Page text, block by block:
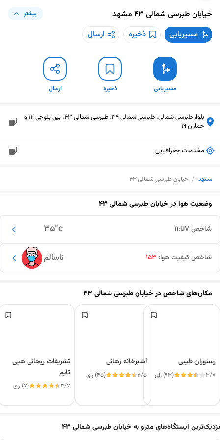
خیابان طبرسی شمالی 43 مشهد بیشتر
مسیریابی ذخیره ارسال
مسیریابی ذخیره ارسال
بلوار طبرسی شمالی، طبرسی شمالی 39، طبرسی شمالی 43، بین بلوچی 12 و
جماران 19
مختصات جغرافیایی
مشهد / خیابان طبرسی شمالی 43
وضعیت هوا درخیابان طبرسی شمالی 43
35°c شاخص UV: 11
ناسالم شاخص کیفیت هوا: 153
مکان‌های شاخص درخیابان طبرسی شمالی 43
رستوران طیبی
3/7 (93) رای
آشپزخانه زهانی
4/5 (45) رای
تشریفات ریحانی هپی
تایم
4/7 (7) رای
نزدیک‌ترین ایستگاه‌های مترو به خیابان طبرسی شمالی 43